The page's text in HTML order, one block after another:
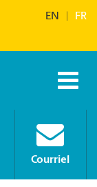
EN FR
Courriel